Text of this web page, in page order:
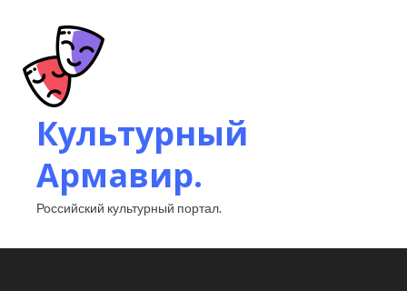
Культурный
Армавир.
Российский культурный портал.